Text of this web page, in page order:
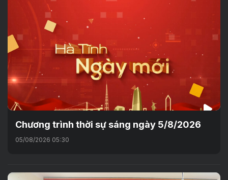
Chương trình thời sự sáng ngày 5/8/2026
05/08/2026 05:30